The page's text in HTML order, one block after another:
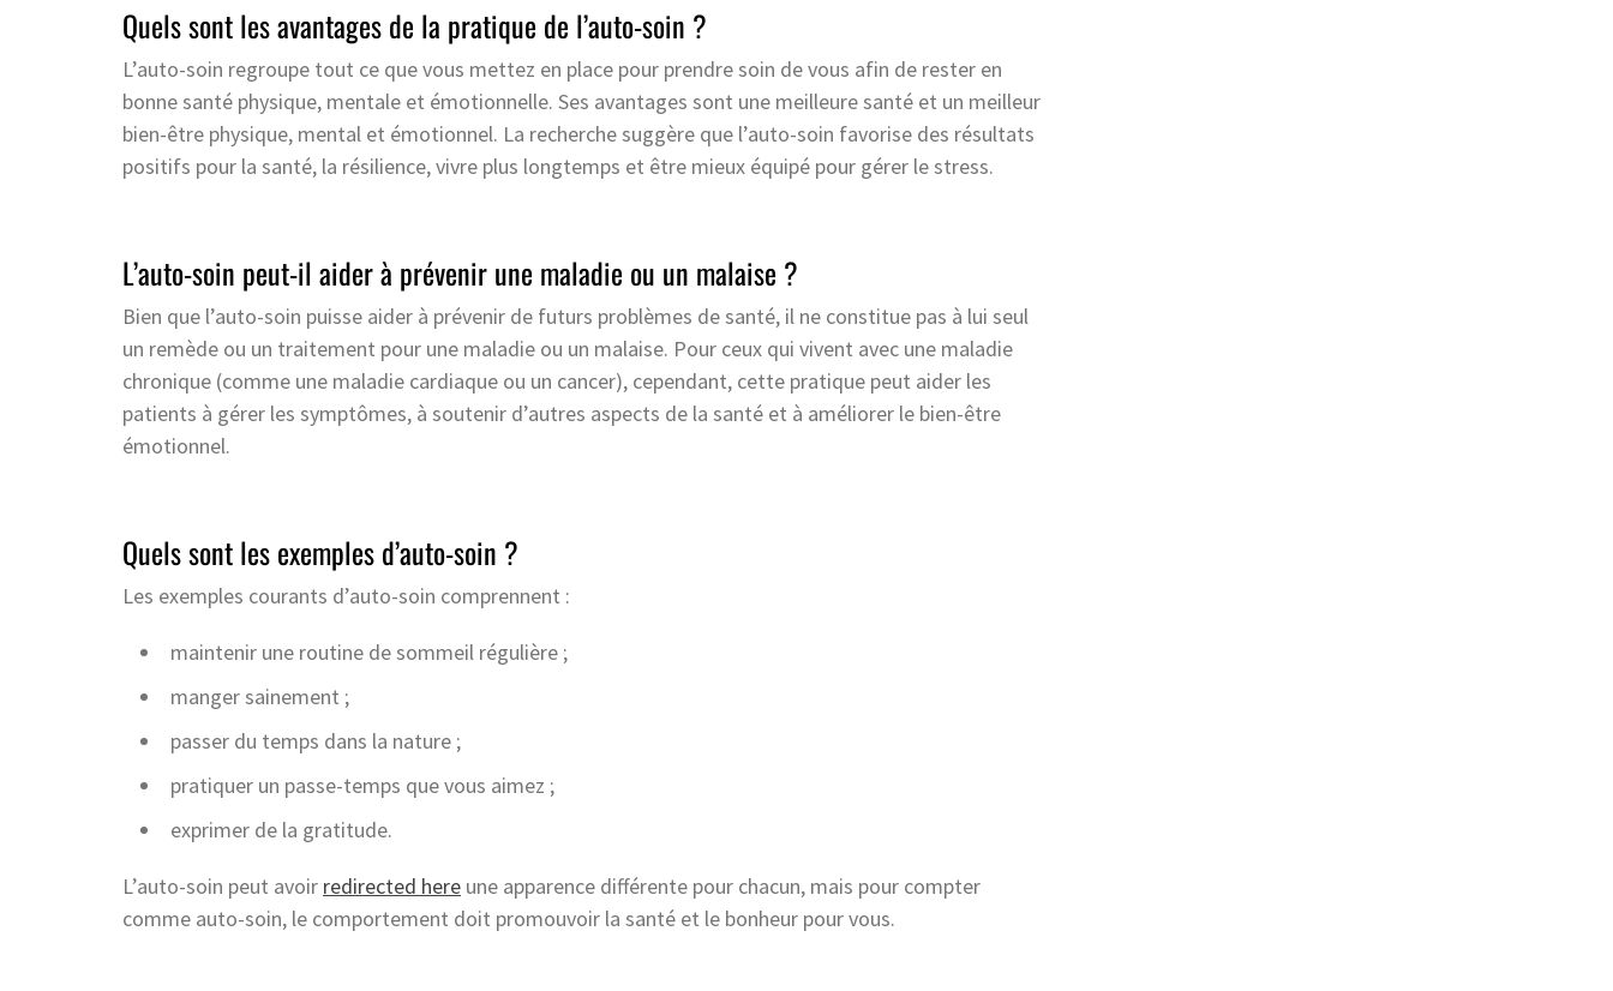
Quels sont les avantages de la pratique de l’auto-soin ?
L’auto-soin regroupe tout ce que vous mettez en place pour prendre soin de vous afin de rester en
bonne santé physique, mentale et émotionnelle. Ses avantages sont une meilleure santé et un meilleur
bien-être physique, mental et émotionnel. La recherche suggère que l’auto-soin favorise des résultats
positifs pour la santé, la résilience, vivre plus longtemps et être mieux équipé pour gérer le stress.
L’auto-soin peut-il aider à prévenir une maladie ou un malaise ?
Bien que l’auto-soin puisse aider à prévenir de futurs problèmes de santé, il ne constitue pas à lui seul
un remède ou un traitement pour une maladie ou un malaise. Pour ceux qui vivent avec une maladie
chronique (comme une maladie cardiaque ou un cancer), cependant, cette pratique peut aider les
patients à gérer les symptômes, à soutenir d’autres aspects de la santé et à améliorer le bien-être
émotionnel.
Quels sont les exemples d’auto-soin ?
Les exemples courants d’auto-soin comprennent :
maintenir une routine de sommeil régulière ;
manger sainement ;
passer du temps dans la nature ;
pratiquer un passe-temps que vous aimez ;
exprimer de la gratitude.
L’auto-soin peut avoir redirected here une apparence différente pour chacun, mais pour compter
comme auto-soin, le comportement doit promouvoir la santé et le bonheur pour vous.